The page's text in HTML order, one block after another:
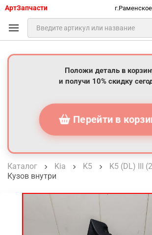
АртЗапчасти г.Раменское
Положи деталь в
и получи 10% скидку
Перейти в
Каталог Kia K5
K5 (DL) III
Кузов внутри